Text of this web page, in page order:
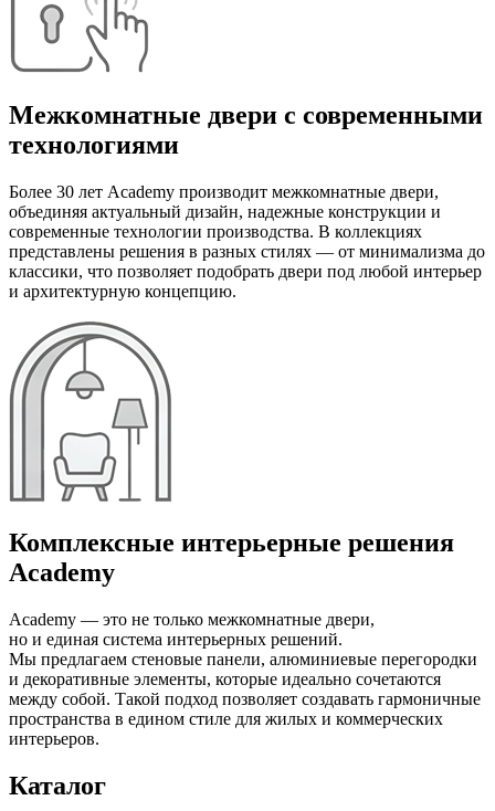
Межкомнатные двери с современными
технологиями
Более 30 лет Academy производит межкомнатные двери,
объединяя актуальный дизайн, надежные конструкции и
современные технологии производства. В коллекциях
представлены решения в разных стилях — от минимализма до
классики, что позволяет подобрать двери под любой интерьер
и архитектурную концепцию.
Комплексные интерьерные решения
Academy
Academy — это не только межкомнатные двери,
но и единая система интерьерных решений.
Мы предлагаем стеновые панели, алюминиевые перегородки
и декоративные элементы, которые идеально сочетаются
между собой. Такой подход позволяет создавать гармоничные
пространства в едином стиле для жилых и коммерческих
интерьеров.
Каталог